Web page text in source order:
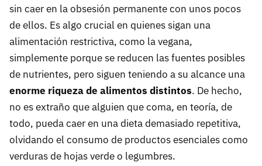
sin caer en la obsesión permanente con unos pocos
de ellos. Es algo crucial en quienes sigan una
alimentación restrictiva, como la vegana,
simplemente porque se reducen las fuentes posibles
de nutrientes, pero siguen teniendo a su alcance una
enorme riqueza de alimentos distintos. De hecho,
no es extraño que alguien que coma, en teoría, de
todo, pueda caer en una dieta demasiado repetitiva,
olvidando el consumo de productos esenciales como
verduras de hojas verde o legumbres.